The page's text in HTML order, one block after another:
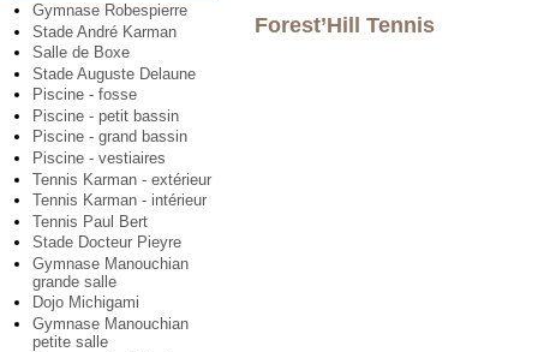
Gymnase Robespierre
Stade André Karman
Salle de Boxe
Stade Auguste Delaune
Piscine - fosse
Piscine - petit bassin
Piscine - grand bassin
Piscine - vestiaires
Tennis Karman - extérieur
Tennis Karman - intérieur
Tennis Paul Bert
Stade Docteur Pieyre
Gymnase Manouchian
grande salle
Dojo Michigami
Gymnase Manouchian
petite salle
Forest’Hill Tennis